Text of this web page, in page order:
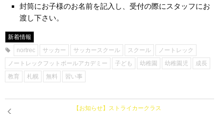
封筒にお子様のお名前を記入し、受付の際にスタッフにお
渡し下さい。
新着情報
nortrec
サッカー サッカースクール スクール
ノートレック
ノートレックフットボールアカデミー
子ども 幼稚園 幼稚園児
成長
教育
札幌 無料 習い事
【お知らせ】ストライカークラス